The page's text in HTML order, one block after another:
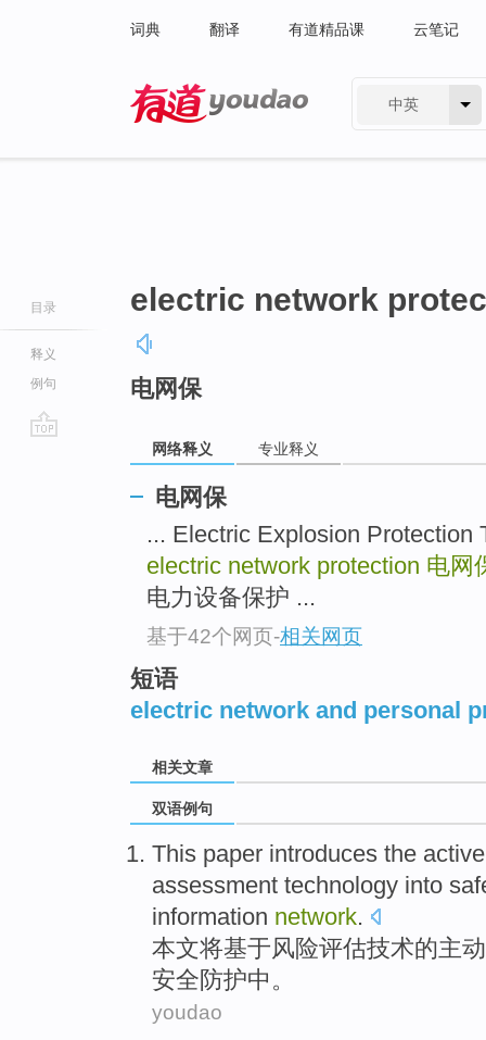
词典 翻译 有道精品课 云笔记
中英
目录
释义
例句
electric network
电网保
网络释义 专业释义
电网保
... Electric Explosion Protection
electric network protection 电网
电力设备保护 ...
基于42个网页-相关网页
短语
electric network and personal
相关文章
双语例句
This paper introduces the active
assessment technology into
information network.
本文将基于风险评估技术的主动
安全 防护中。
youdao